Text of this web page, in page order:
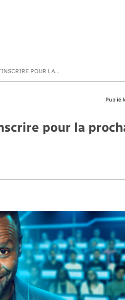
POUR LA...
Publié
pour la